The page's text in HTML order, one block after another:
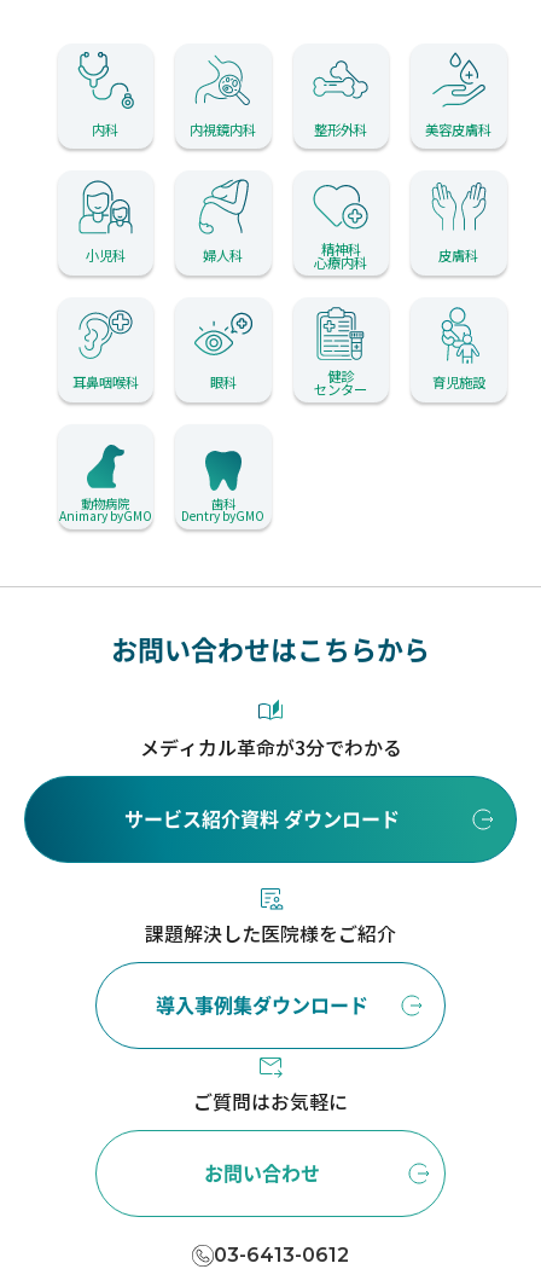
内科 内視鏡内科 整形外科 美容皮膚科
小児科 婦人科 精神科
心療内科 皮膚科
耳鼻咽喉科 眼科 健診
センター 育児施設
動物病院
Animary byGMO
歯科
Dentry byGMO
お問い合わせはこちらから
メディカル革命が3分でわかる
サービス紹介資料 ダウンロード
課題解決した医院様をご紹介
導入事例集ダウンロード
ご質問はお気軽に
お問い合わせ
03-6413-0612